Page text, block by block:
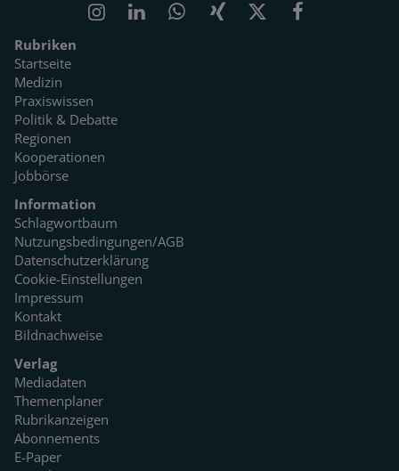
Rubriken
Startseite
Medizin
Praxiswissen
Politik & Debatte
Regionen
Kooperationen
Jobbörse
Information
Schlagwortbaum
Nutzungsbedingungen/AGB
Datenschutzerklärung
Cookie-Einstellungen
Impressum
Kontakt
Bildnachweise
Verlag
Mediadaten
Themenplaner
Rubrikanzeigen
Abonnements
E-Paper